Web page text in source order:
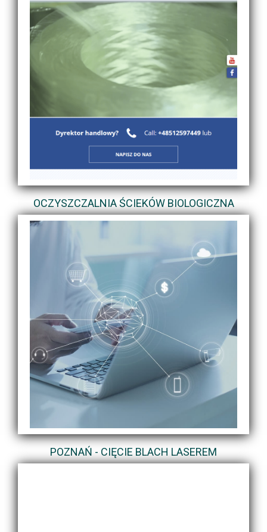
OCZYSZCZALNIA ŚCIEKÓW BIOLOGICZNA
POZNAŃ - CIĘCIE BLACH LASEREM